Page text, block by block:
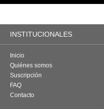
INSTITUCIONALES
Inicio
Quiénes somos
Suscripción
FAQ
Contacto